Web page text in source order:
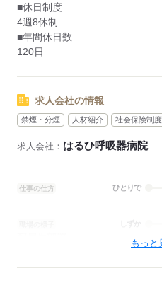
■休日制度
4週8休制
■年間休日数
120日
求人会社の情報
禁煙・分煙 人材紹介 社会保険制度
求人会社： はるひ呼吸器病院
仕事の仕方 ひとりで
もっと